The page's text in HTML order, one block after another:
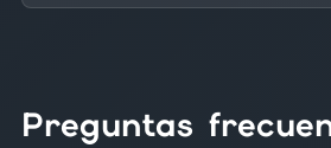
Preguntas